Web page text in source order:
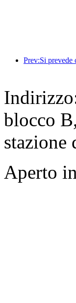
blocco
stazione
Aperto